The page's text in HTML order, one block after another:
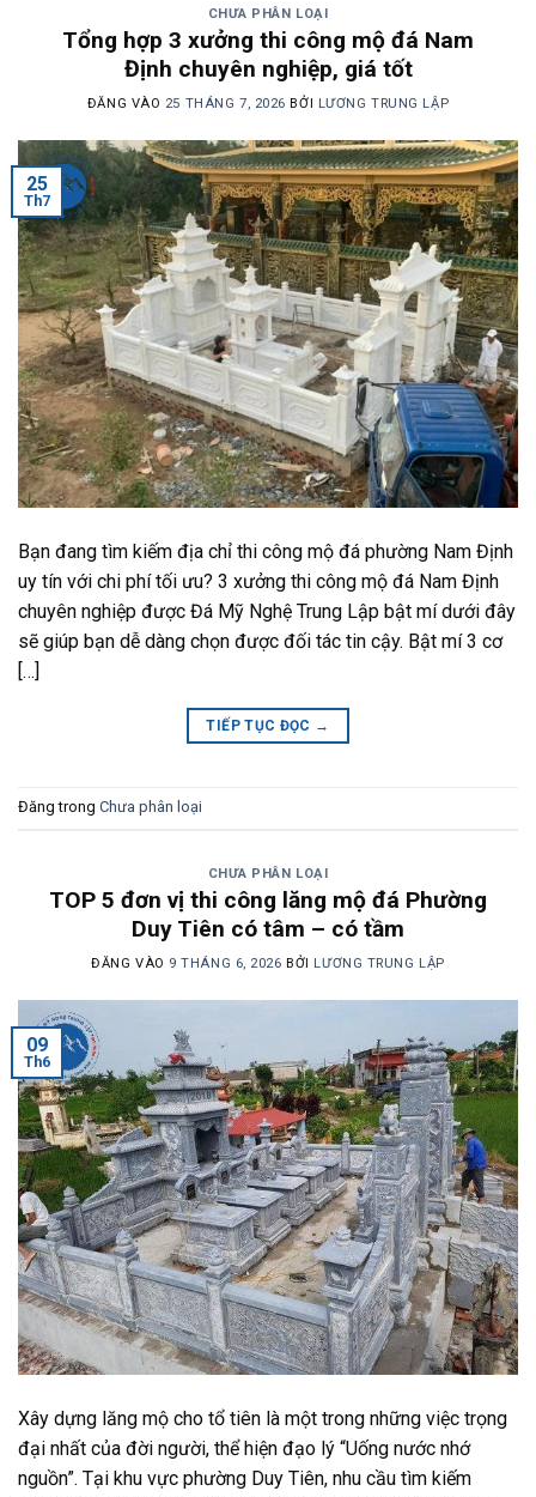
CHƯA PHÂN LOẠI
Tổng hợp 3 xưởng thi công mộ đá Nam
Định chuyên nghiệp, giá tốt
ĐĂNG VÀO 25 THÁNG 7, 2026 BỞI LƯƠNG TRUNG LẬP
25
Th7
Bạn đang tìm kiếm địa chỉ thi công mộ đá phường Nam Định
uy tín với chi phí tối ưu? 3 xưởng thi công mộ đá Nam Định
chuyên nghiệp được Đá Mỹ Nghệ Trung Lập bật mí dưới đây
sẽ giúp bạn dễ dàng chọn được đối tác tin cậy. Bật mí 3 cơ
[…]
TIẾP TỤC ĐỌC →
Đăng trong Chưa phân loại
CHƯA PHÂN LOẠI
TOP 5 đơn vị thi công lăng mộ đá Phường
Duy Tiên có tâm – có tầm
ĐĂNG VÀO 9 THÁNG 6, 2026 BỞI LƯƠNG TRUNG LẬP
09
Th6
Xây dựng lăng mộ cho tổ tiên là một trong những việc trọng
đại nhất của đời người, thể hiện đạo lý “Uống nước nhớ
nguồn”. Tại khu vực phường Duy Tiên, nhu cầu tìm kiếm